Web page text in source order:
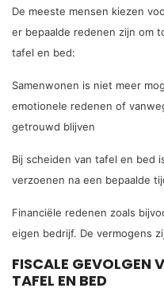
De meeste mensen kiezen
er bepaalde redenen zijn om
tafel en bed:
Samenwonen is niet meer
emotionele redenen of
getrouwd blijven
Bij scheiden van tafel en bed
verzoenen na een bepaalde
Financiële redenen zoals
eigen bedrijf. De vermogens
FISCALE GEVOLGEN
TAFEL EN BED